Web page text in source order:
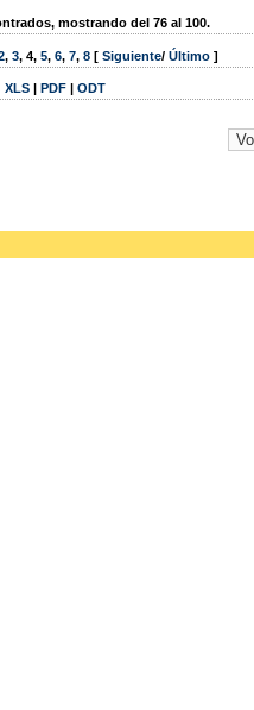
mostrando del 76 al 100.
, 3, 4, 5, 6, 7, 8 [ Siguiente/ Último ]
XLS | PDF | ODT